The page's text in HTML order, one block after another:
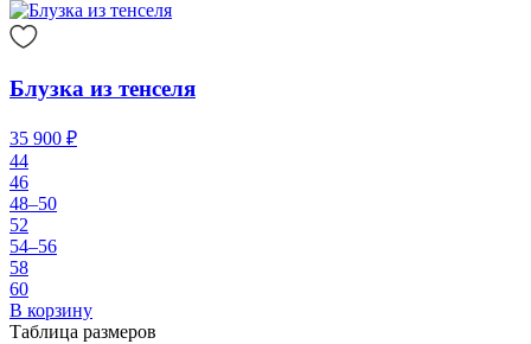
Блузка из тенселя
35 900 ₽
44
46
48–50
52
54–56
58
60
В корзину
Таблица размеров